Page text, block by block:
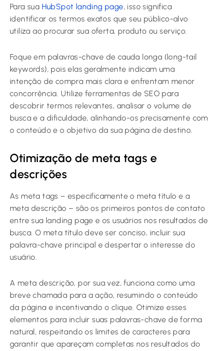
Para sua HubSpot landing page, isso significa
identificar os termos exatos que seu público-alvo
utiliza ao procurar sua oferta, produto ou serviço.
Foque em palavras-chave de cauda longa (long-tail
keywords), pois elas geralmente indicam uma
intenção de compra mais clara e enfrentam menor
concorrência. Utilize ferramentas de SEO para
descobrir termos relevantes, analisar o volume de
busca e a dificuldade, alinhando-os precisamente com
o conteúdo e o objetivo da sua página de destino.
Otimização de meta tags e
descrições
As meta tags – especificamente o meta título e a
meta descrição – são os primeiros pontos de contato
entre sua landing page e os usuários nos resultados de
busca. O meta título deve ser conciso, incluir sua
palavra-chave principal e despertar o interesse do
usuário.
A meta descrição, por sua vez, funciona como uma
breve chamada para a ação, resumindo o conteúdo
da página e incentivando o clique. Otimize esses
elementos para incluir suas palavras-chave de forma
natural, respeitando os limites de caracteres para
garantir que apareçam completas nos resultados do